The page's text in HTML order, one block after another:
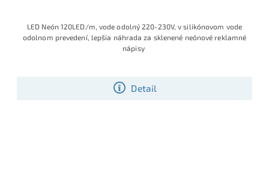
Detail
LED Neón 120LED/m, vode odolný 220-230V, v silikónovom vode
odolnom prevedení, lepšia náhrada za sklenené neónové reklamné
nápisy